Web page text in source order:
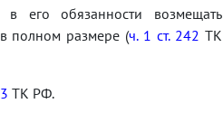
в его обязанности возмещать
полном размере (ч. 1 ст. 242 ТК
ТК РФ.